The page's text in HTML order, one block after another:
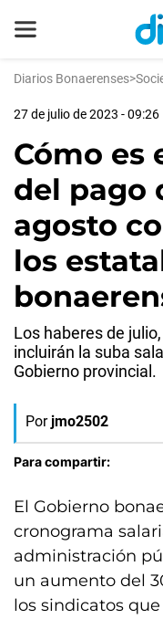
Diarios Bonaerenses>
27 de julio de 2023 - 09:26
Cómo es
del pago
agosto
los
Los haberes de
incluirán la suba
Gobierno provincial.
Por jmo2502
Para compartir:
El Gobierno
cronograma
administración
un aumento del
los sindicatos